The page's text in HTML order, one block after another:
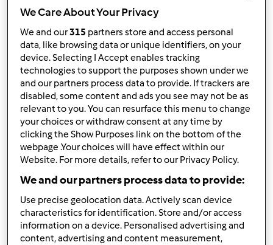
Witajcie!
Member XXL
Góra strony
Zaloguj lub zarejestruj sięaby dodawać
komentarze
Erni2504 Dołączył : 20.09.2016
wt., 09/20/2016 - 14:36
Hejo,
We Care About Your Privacy
We and our315 partners store and access personal
data, like browsing data or unique identifiers, on your
device. Selecting I Accept enables tracking
technologies to support the purposes shown under we
and our partners process data to provide. If trackers are
disabled, some content and ads you see may not be as
relevant to you. You can resurface this menu to change
your choices or withdraw consent at any time by
clicking the Show Purposes link on the bottom of the
webpage .Your choices will have effect within our
Website. For more details, refer to our Privacy Policy.
We and our partners process data to provide:
Use precise geolocation data. Actively scan device
characteristics for identification. Store and/or access
information on a device. Personalised advertising and
content, advertising and content measurement,